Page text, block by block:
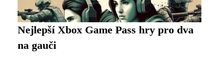
Nejlepší Xbox Game Pass hry pro dva
na gauči